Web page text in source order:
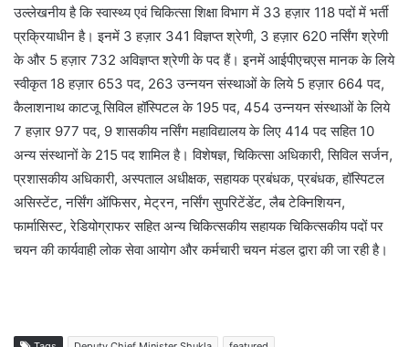
उल्लेखनीय है कि स्वास्थ्य एवं चिकित्सा शिक्षा विभाग में 33 हज़ार 118 पदों में भर्ती
प्रक्रियाधीन है। इनमें 3 हज़ार 341 विज्ञप्त श्रेणी, 3 हज़ार 620 नर्सिंग श्रेणी
के और 5 हज़ार 732 अविज्ञप्त श्रेणी के पद हैं। इनमें आईपीएचएस मानक के लिये
स्वीकृत 18 हज़ार 653 पद, 263 उन्नयन संस्थाओं के लिये 5 हज़ार 664 पद,
कैलाशनाथ काटजू सिविल हॉस्पिटल के 195 पद, 454 उन्नयन संस्थाओं के लिये
7 हज़ार 977 पद, 9 शासकीय नर्सिंग महाविद्यालय के लिए 414 पद सहित 10
अन्य संस्थानों के 215 पद शामिल है। विशेषज्ञ, चिकित्सा अधिकारी, सिविल सर्जन,
प्रशासकीय अधिकारी, अस्पताल अधीक्षक, सहायक प्रबंधक, प्रबंधक, हॉस्पिटल
असिस्टेंट, नर्सिंग ऑफिसर, मेट्रन, नर्सिंग सुपरिटेंडेंट, लैब टेक्निशियन,
फार्मासिस्ट, रेडियोग्राफर सहित अन्य चिकित्सकीय सहायक चिकित्सकीय पदों पर
चयन की कार्यवाही लोक सेवा आयोग और कर्मचारी चयन मंडल द्वारा की जा रही है।